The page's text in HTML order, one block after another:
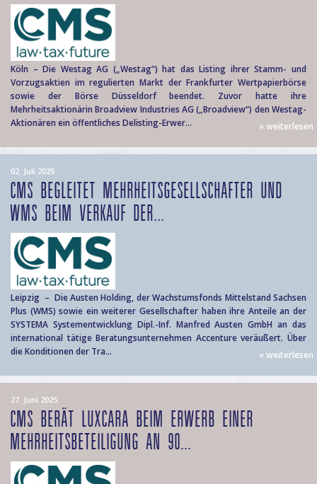
Köln – Die Westag AG („Westag“) hat das Listing ihrer Stamm- und
Vorzugsaktien im regulierten Markt der Frankfurter Wertpapierbörse
sowie der Börse Düsseldorf beendet. Zuvor hatte ihre
Mehrheitsaktionärin Broadview Industries AG („Broadview“) den Westag-
Aktionären ein öffentliches Delisting-Erwer...
» weiterlesen
02. Juli 2025
CMS BEGLEITET MEHRHEITSGESELLSCHAFTER UND
WMS BEIM VERKAUF DER...
Leipzig – Die Austen Holding, der Wachstumsfonds Mittelstand Sachsen
Plus (WMS) sowie ein weiterer Gesellschafter haben ihre Anteile an der
SYSTEMA Systementwicklung Dipl.-Inf. Manfred Austen GmbH an das
international tätige Beratungsunternehmen Accenture veräußert. Über
die Konditionen der Tra...
» weiterlesen
27. Juni 2025
CMS BERÄT LUXCARA BEIM ERWERB EINER
MEHRHEITSBETEILIGUNG AN 90...